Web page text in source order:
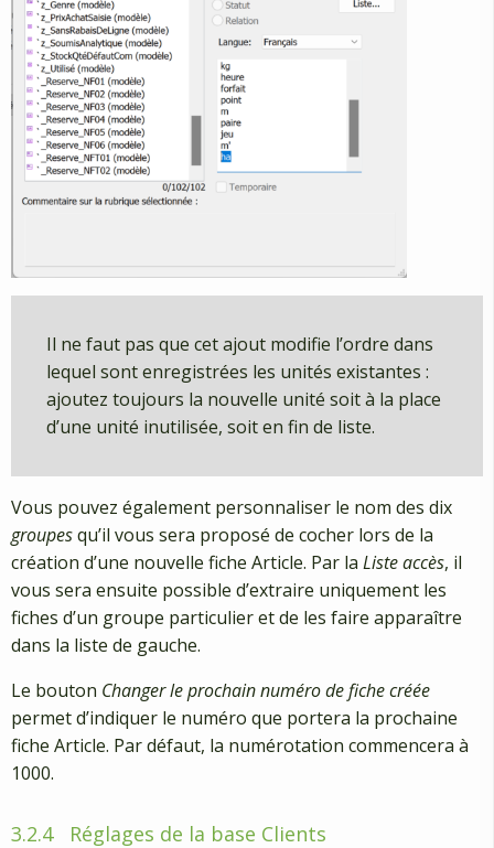
Il ne faut pas que cet ajout modifie l’ordre dans
lequel sont enregistrées les unités existantes :
ajoutez toujours la nouvelle unité soit à la place
d’une unité inutilisée, soit en fin de liste.
Vous pouvez également personnaliser le nom des dix
groupesqu’il vous sera proposé de cocher lors de la
création d’une nouvelle fiche Article. Par la Liste accès, il
vous sera ensuite possible d’extraire uniquement les
fiches d’un groupe particulier et de les faire apparaître
dans la liste de gauche.
Le bouton Changer le prochain numéro de fiche créée
permet d’indiquer le numéro que portera la prochaine
fiche Article. Par défaut, la numérotation commencera à
1000.
3.2.4 Réglages de la base Clients